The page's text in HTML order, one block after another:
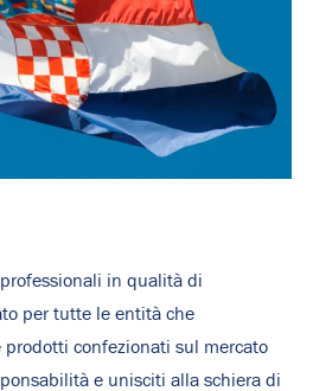
in qualità di
per tutte le entità che
confezionati sul mercato
e unisciti alla schiera di